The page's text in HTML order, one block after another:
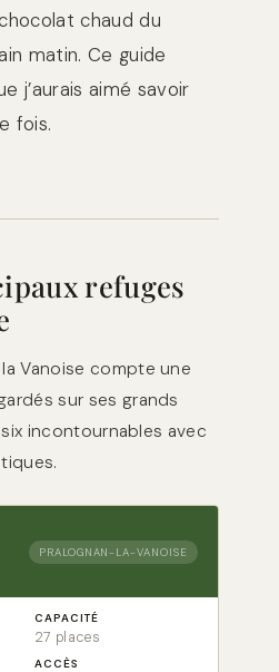
chaud du
matin. Ce guide
j’aurais aimé savoir
fois.
refuges
Vanoise compte une
sur ses grands
incontournables avec
PRALOGNAN-LA-VANOISE
CAPACITÉ
27 places
ACCÈS